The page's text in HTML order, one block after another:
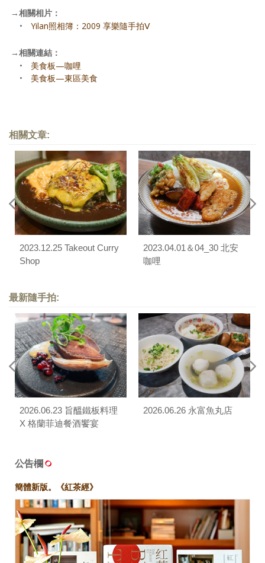
→相關相片：
•
Yilan照相簿：2009 享樂隨手拍Ⅴ
→相關連結：
•
美食板—咖哩
•
美食板—東區美食
相關文章:
2023.12.25 Takeout Curry
Shop
2023.04.01＆04_30 北安
咖哩
最新隨手拍:
2026.06.23 旨醞鐵板料理
X 格蘭菲迪餐酒饗宴
2026.06.26 永富魚丸店
公告欄
簡體新版。《紅茶經》